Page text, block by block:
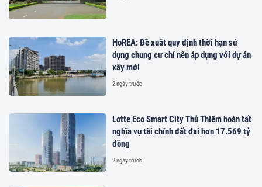
HoREA: Đề xuất quy định thời hạn sử
dụng chung cư chỉ nên áp dụng với dự án
xây mới
2 ngày trước
Lotte Eco Smart City Thủ Thiêm hoàn tất
nghĩa vụ tài chính đất đai hơn 17.569 tỷ
đồng
2 ngày trước